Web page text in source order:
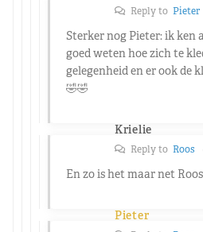
Reply to Pieter
Sterker nog Pieter: ik ken
goed weten hoe zich te
gelegenheid en er ook de
🤣🤣
Krielie
Reply to Roos
En zo is het maar net
Pieter